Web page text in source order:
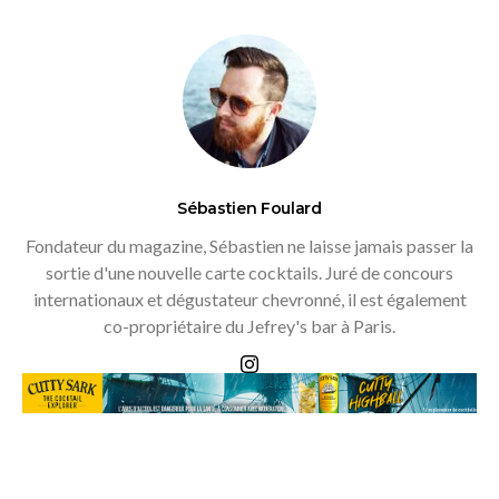
Sébastien Foulard
Fondateur du magazine, Sébastien ne laisse jamais passer la
sortie d'une nouvelle carte cocktails. Juré de concours
internationaux et dégustateur chevronné, il est également
co-propriétaire du Jefrey's bar à Paris.